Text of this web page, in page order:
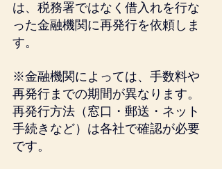
は、税務署ではなく借入れを行な
った金融機関に再発行を依頼しま
す。
※金融機関によっては、手数料や
再発行までの期間が異なります。
再発行方法（窓口・郵送・ネット
手続きなど）は各社で確認が必要
です。